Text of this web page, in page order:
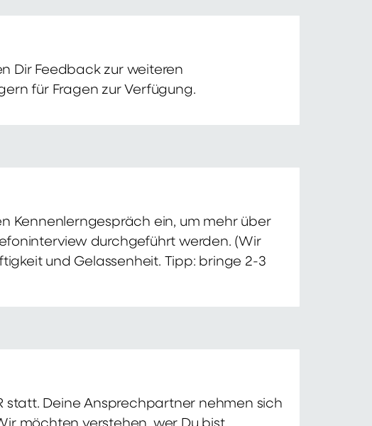
Dir Feedback zur weiteren
für Fragen zur Verfügung.
Kennenlerngespräch ein, um mehr über
durchgeführt werden. (Wir
und Gelassenheit. Tipp: bringe 2-3
statt. Deine Ansprechpartner nehmen sich